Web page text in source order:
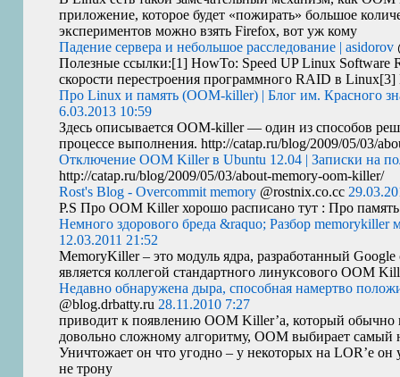
приложение, которое будет «пожирать» большое
экспериментов можно взять Firefox, вот уж кому
Падение сервера и небольшое расследование | asidorov
Полезные ссылки:[1] HowTo: SpeedUPLinux Software
скорости перестроения программногоRAID в Linux[3]
Про Linux и память (OOM-killer) | Блог им. Красного
6.03.2013 10:59
Здесь описываетсяOOM-killer — один из способов
процессе выполнения. http://catap.ru/blog/2009/05/03/
Отключение OOM Killer в Ubuntu 12.04 | Записки на
http://catap.ru/blog/2009/05/03/about-memory-oom-killer/
Rost's Blog - Overcommit memory @rostnix.co.cc
P.S ПроOOM Killer хорошо расписано тут : Про
Немного здорового бреда &raquo; Разбор memorykiller
12.03.2011 21:52
MemoryKiller – это модуль ядра, разработанный
является коллегой стандартного линуксовогоOOM
Недавно обнаружена дыра, способная намертво
@blog.drbatty.ru 28.11.2010 7:27
приводит к появлениюOOM Killer’а, который обычно
довольно сложному алгоритму,OOM выбирает самый
Уничтожает он что угодно – у некоторых наLOR’е он
не трону